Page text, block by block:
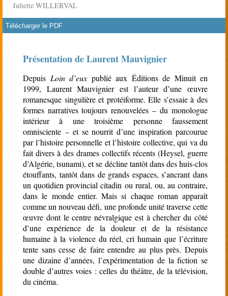
Juliette WILLERVAL
Télécharger le PDF
Présentation de Laurent Mauvignier
Depuis Loin d’eux publié aux Éditions de Minuit en
1999, Laurent Mauvignier est l’auteur d’une œuvre
romanesque singulière et protéiforme. Elle s’essaie à des
formes narratives toujours renouvelées – du monologue
intérieur à une troisième personne faussement
omnisciente – et se nourrit d’une inspiration parcourue
par l’histoire personnelle et l’histoire collective, qui va du
fait divers à des drames collectifs récents (Heysel, guerre
d’Algérie, tsunami), et se décline tantôt dans des huis-clos
étouffants, tantôt dans de grands espaces, s’ancrant dans
un quotidien provincial citadin ou rural, ou, au contraire,
dans le monde entier. Mais si chaque roman apparaît
comme un nouveau défi, une profonde unité traverse cette
œuvre dont le centre névralgique est à chercher du côté
d’une expérience de la douleur et de la résistance
humaine à la violence du réel, cri humain que l’écriture
tente sans cesse de faire entendre au plus près. Depuis
une dizaine d’années, l’expérimentation de la fiction se
double d’autres voies : celles du théâtre, de la télévision,
du cinéma.